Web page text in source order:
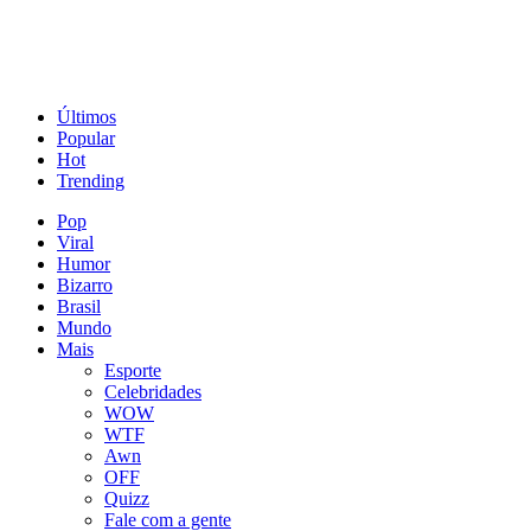
Últimos
Popular
Hot
Trending
Pop
Viral
Humor
Bizarro
Brasil
Mundo
Mais
Esporte
Celebridades
WOW
WTF
Awn
OFF
Quizz
Fale com a gente